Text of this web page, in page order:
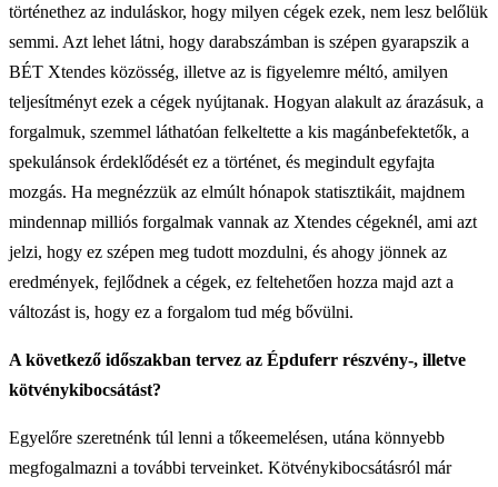
történethez az induláskor, hogy milyen cégek ezek, nem lesz belőlük
semmi. Azt lehet látni, hogy darabszámban is szépen gyarapszik a
BÉT Xtendes közösség, illetve az is figyelemre méltó, amilyen
teljesítményt ezek a cégek nyújtanak. Hogyan alakult az árazásuk, a
forgalmuk, szemmel láthatóan felkeltette a kis magánbefektetők, a
spekulánsok érdeklődését ez a történet, és megindult egyfajta
mozgás. Ha megnézzük az elmúlt hónapok statisztikáit, majdnem
mindennap milliós forgalmak vannak az Xtendes cégeknél, ami azt
jelzi, hogy ez szépen meg tudott mozdulni, és ahogy jönnek az
eredmények, fejlődnek a cégek, ez feltehetően hozza majd azt a
változást is, hogy ez a forgalom tud még bővülni.
A következő időszakban tervez az Épduferr részvény-, illetve
kötvénykibocsátást?
Egyelőre szeretnénk túl lenni a tőkeemelésen, utána könnyebb
megfogalmazni a további terveinket. Kötvénykibocsátásról már